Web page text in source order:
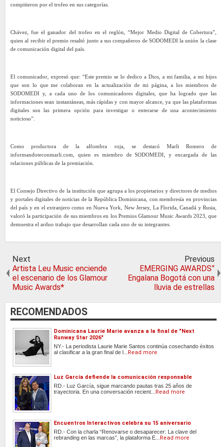
compitieron por el trofeo en sus categorías.
Chávez, fue el ganador del trofeo en el reglón, “Mejor Medio Digital de Cobertura”,
quien al recibir el premio resaltó junto a sus compañeros de SODOMEDI la unión la clase
de comunicación digital del país.
El comunicador, expresó que: “Este premio se lo dedico a Dios, a mi familia, a mi hijos
que son lo que me colaboran en la actualización de mi página, a los miembros de
SODOMEDI y, a cada uno de los comunicadores digitales, que ha logrado que las
informaciones sean instantáneas, más rápidas y con mayor alcance, ya que las plataformas
digitales son las primera opción para investigar o enterarse de una acontecimiento
noticioso”.
Como productora de la alfombra roja, se destacó Marli Romero de
informandoteconmarli.com, quien es miembro de SODOMEDI, y encargada de las
relaciones públicas de la premiación.
El Consejo Directivo de la institución que agrupa a los propietarios y directores de medios
y portales digitales de noticias de la República Dominicana, con membresía en provincias
del país y en el extranjero como en Nueva York, New Jersey, La Florida, Canadá y Rusia,
valoró la participación de sus miembros en los Premios Glamour Music Awards 2023, que
demuestra el arduo trabajo que desarrollan cada uno de su integrantes.
Next
Artista Leu Music enciende
el escenario de los Glamour
Music Awards*
Previous
EMERGING AWARDS”
Engalana Bogotá con una
lluvia de estrellas
RECOMENDADOS
Dominicana Laurie Marie avanza a la final de "Next
Runway Star 2026"
NY.- La periodista Laurie Marie Santos continúa cosechando éxitos
al clasificar a la gran final de l...
Read more
Luz García defiende la comunicación responsable
RD.- Luz García, sigue marcando pautas tras 25 años de
trayectoria. En una conversación recient...
Read more
Encuentros Interactivos celebra su 15 aniversario
RD.- Con la charla “Renovarse o desaparecer: La clave del
rebranding en las marcas”, la plataforma E...
Read more